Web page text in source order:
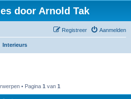
door Arnold Tak
Aanmelden
Registreer
Interieurs
• Pagina 1 van 1